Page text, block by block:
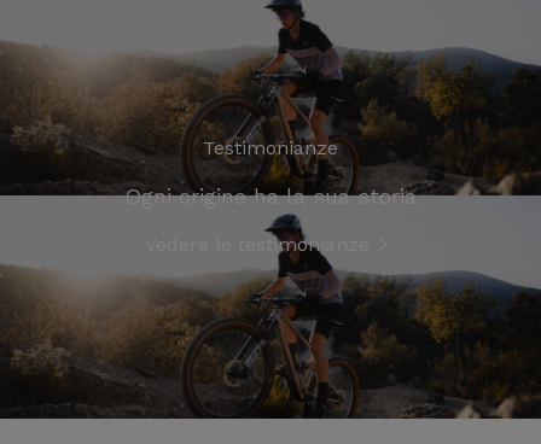
Testimonianze
Ogni origine ha la sua storia
Vedere le testimonianze